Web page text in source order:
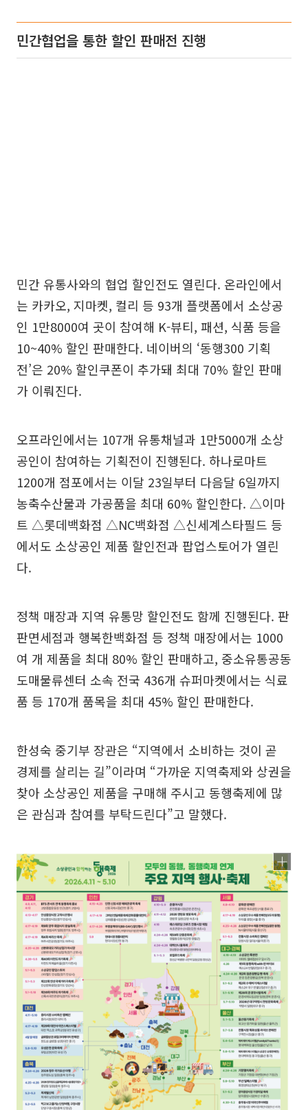
민간협업을 통한 할인 판매전 진행
민간 유통사와의 협업 할인전도 열린다. 온라인에서
는 카카오, 지마켓, 컬리 등 93개 플랫폼에서 소상공
인 1만8000여 곳이 참여해 K-뷰티, 패션, 식품 등을
10~40% 할인 판매한다. 네이버의 ‘동행300 기획
전’은 20% 할인쿠폰이 추가돼 최대 70% 할인 판매
가 이뤄진다.
오프라인에서는 107개 유통채널과 1만5000개 소상
공인이 참여하는 기획전이 진행된다. 하나로마트
1200개 점포에서는 이달 23일부터 다음달 6일까지
농축수산물과 가공품을 최대 60% 할인한다. △이마
트 △롯데백화점 △NC백화점 △신세계스타필드 등
에서도 소상공인 제품 할인전과 팝업스토어가 열린
다.
정책 매장과 지역 유통망 할인전도 함께 진행된다. 판
판면세점과 행복한백화점 등 정책 매장에서는 1000
여 개 제품을 최대 80% 할인 판매하고, 중소유통공동
도매물류센터 소속 전국 436개 슈퍼마켓에서는 식료
품 등 170개 품목을 최대 45% 할인 판매한다.
한성숙 중기부 장관은 “지역에서 소비하는 것이 곧
경제를 살리는 길”이라며 “가까운 지역축제와 상권을
찾아 소상공인 제품을 구매해 주시고 동행축제에 많
은 관심과 참여를 부탁드린다”고 말했다.